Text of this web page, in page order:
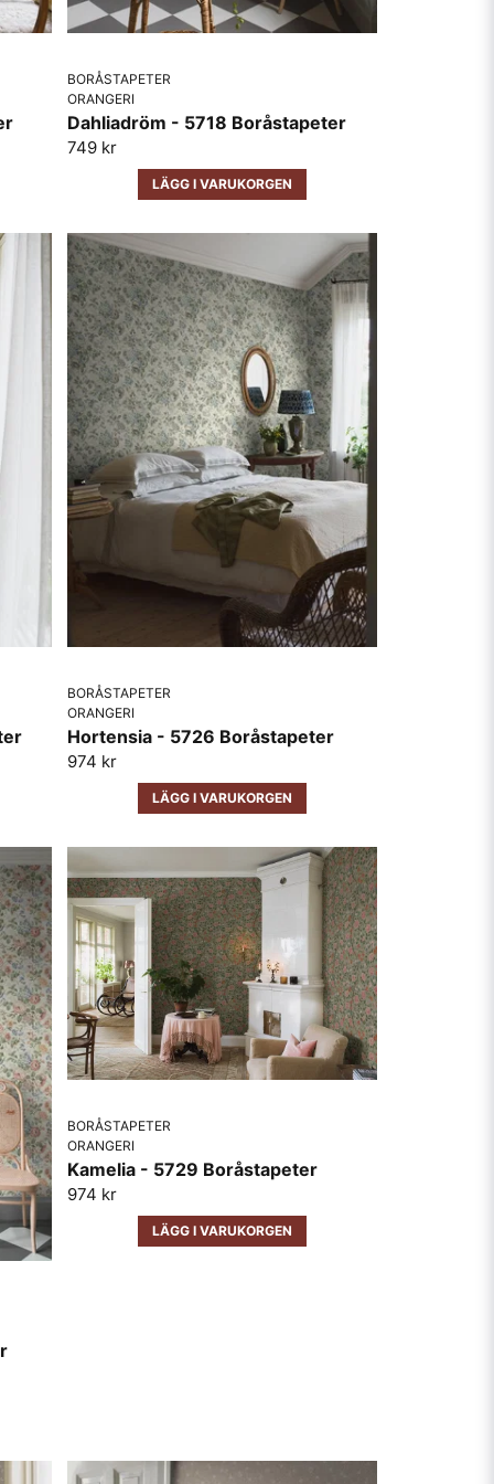
BORÅSTAPETER
ORANGERI
Dahliadröm - 5718 Boråstapeter
749 kr
LÄGG I VARUKORGEN
BORÅSTAPETER
ORANGERI
Hortensia - 5726 Boråstapeter
974 kr
LÄGG I VARUKORGEN
BORÅSTAPETER
ORANGERI
Kamelia - 5729 Boråstapeter
974 kr
LÄGG I VARUKORGEN